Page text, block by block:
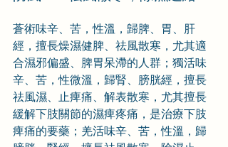
蒼術味辛、苦，性溫，歸脾、胃、肝
經，擅長燥濕健脾、祛風散寒，尤其適
合濕邪偏盛、脾胃呆滯的人群；獨活味
辛、苦，性微溫，歸腎、膀胱經，擅長
祛風濕、止痺痛、解表散寒，尤其擅長
緩解下肢關節的濕痺疼痛，是治療下肢
痺痛的要藥；羌活味辛、苦，性溫，歸